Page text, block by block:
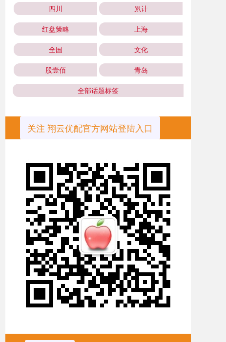
四川 累计
红盘策略 上海
全国 文化
股壹佰 青岛
全部话题标签
关注 翔云优配官方网站登陆入口